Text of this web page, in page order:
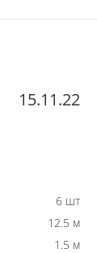
15.11.22
6 шт
12.5 м
1.5 м